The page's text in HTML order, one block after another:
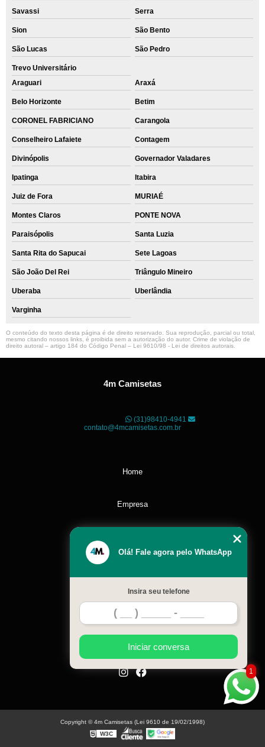
Savassi Serra
Sion São Bento
São Lucas São Pedro
Trevo Universitário
Araguari
Araxá
Belo Horizonte Betim
CORONEL FABRICIANO Carangola
Conselheiro Lafaiete Contagem
Divinópolis Governador Valadares
Ipatinga Itabira
Juiz de Fora MURIAÉ
Montes Claros PONTE NOVA
Paraisópolis Santa Luzia
Santa Rita do Sapucai Sete Lagoas
São João Del Rei Triângulo Mineiro
Uberaba Uberlândia
Varginha
O conteúdo do texto desta página é de direito reservado. Sua reprodução, parcial ou total,
mesmo citando nossos links, é proibida sem a autorização do autor. Crime de violação de
direito autoral – artigo 184 do Código Penal – Lei 9610/98 - Lei de direitos autorais
4m Camisetas
(31)98410-4941
contato@4mcamisetas.com.br
Home
Empresa
Contato
Mapa do site
1
Olá! Fale agora pelo WhatsApp
Insira seu telefone
Iniciar conversa
Copyright © 4m Camisetas (Lei 9610 de 19/02/1998)
W3C